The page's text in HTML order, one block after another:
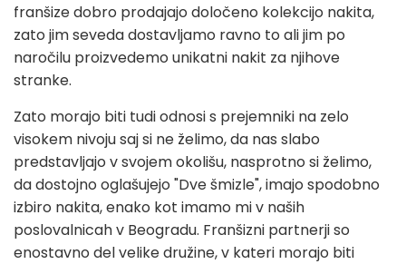
franšize dobro prodajajo določeno kolekcijo nakita,
zato jim seveda dostavljamo ravno to ali jim po
naročilu proizvedemo unikatni nakit za njihove
stranke.
Zato morajo biti tudi odnosi s prejemniki na zelo
visokem nivoju saj si ne želimo, da nas slabo
predstavljajo v svojem okolišu, nasprotno si želimo,
da dostojno oglašujejo "Dve šmizle", imajo spodobno
izbiro nakita, enako kot imamo mi v naših
poslovalnicah v Beogradu. Franšizni partnerji so
enostavno del velike družine, v kateri morajo biti